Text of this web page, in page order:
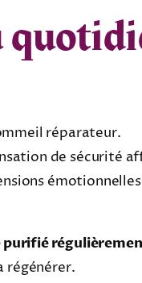
réparateur.
de sécurité
purifié
régénérer.